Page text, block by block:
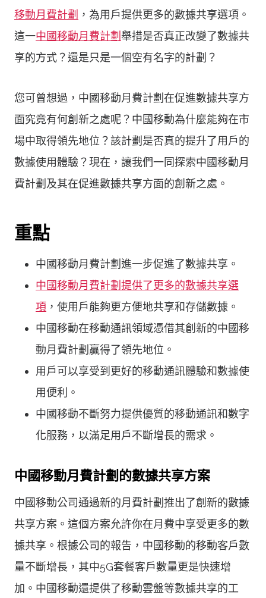
移動月費計劃 ，為用戶提供更多的數據共享選項。
這一中國移動月費計劃 舉措是否真正改變了數據共
享的方式？還是只是一個空有名字的計劃？
您可曾想過，中國移動月費計劃在促進數據共享方
面究竟有何創新之處呢？中國移動為什麼能夠在市
場中取得領先地位？該計劃是否真的提升了用戶的
數據使用體驗？現在，讓我們一同探索中國移動月
費計劃及其在促進數據共享方面的創新之處。
重點
中國移動月費計劃進一步促進了數據共享。
中國移動月費計劃提供了更多的數據共享選
項 ，使用戶能夠更方便地共享和存儲數據。
中國移動在移動通訊領域憑借其創新的中國移
動月費計劃贏得了領先地位。
用戶可以享受到更好的移動通訊體驗和數據使
用便利。
中國移動不斷努力提供優質的移動通訊和數字
化服務，以滿足用戶不斷增長的需求。
中國移動月費計劃的數據共享方案
中國移動公司通過新的月費計劃推出了創新的數據
共享方案。這個方案允許你在月費中享受更多的數
據共享。根據公司的報告，中國移動的移動客戶數
量不斷增長，其中5G套餐客戶數量更是快速增
加。中國移動還提供了移動雲盤等數據共享的工